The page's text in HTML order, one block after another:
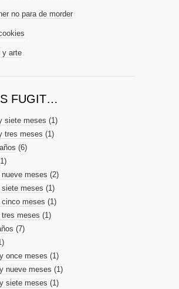
no para de morder
y arte
FUGIT…
siete meses (1)
tres meses (1)
(6)
meses (2)
meses (1)
meses (1)
meses (1)
(7)
once meses (1)
nueve meses (1)
siete meses (1)